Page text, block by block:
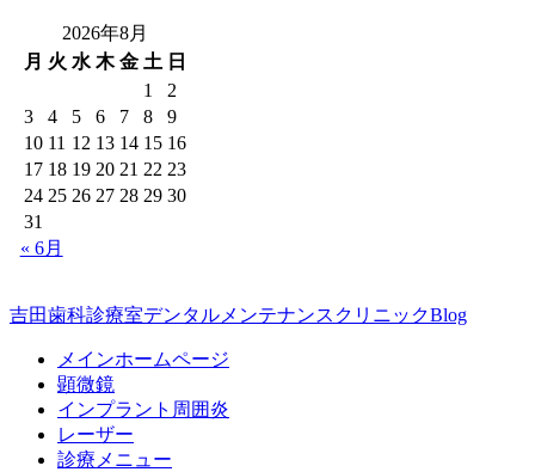
2026年8月
月 火 水 木 金 土 日
1
2
3
4 5 6 7 8
9
10 11 12 13 14 15 16
17 18 19 20 21 22 23
24 25 26 27 28 29 30
31
« 6月
吉田歯科診療室デンタルメンテナンスクリニックBlog
メインホームページ
顕微鏡
インプラント周囲炎
レーザー
診療メニュー